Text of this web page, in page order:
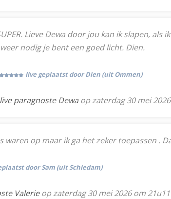
Lieve Dewa door jou kan ik slapen,
nodig je bent een goed licht. Dien.
live geplaatst door Dien (uit Ommen)
live paragnoste Dewa op zaterdag 30 mei
waren op maar ik ga het zeker toepassen .
door Sam (uit Schiedam)
Valerieop zaterdag 30 mei 2026 om 21u11